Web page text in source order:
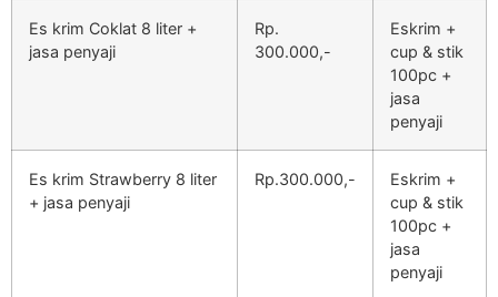
Es krim Coklat 8 liter +
jasa penyaji
Rp.
300.000,-
Eskrim +
cup & stik
100pc +
jasa
penyaji
Es krim Strawberry 8 liter
+ jasa penyaji
Rp.300.000,-
Eskrim +
cup & stik
100pc +
jasa
penyaji